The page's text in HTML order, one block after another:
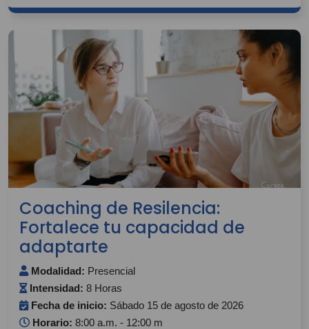
Coaching de Resilencia:
Fortalece tu capacidad de
adaptarte
Modalidad: Presencial
Intensidad: 8 Horas
Fecha de inicio: Sábado 15 de agosto de 2026
Horario: 8:00 a.m. - 12:00 m